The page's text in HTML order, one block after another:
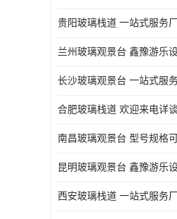
贵阳玻璃栈道 一站式服务
兰州玻璃观景台 鑫豫游乐
合肥玻璃栈道 欢迎来电详谈
昆明玻璃观景台 鑫豫游乐
西安玻璃栈道 一站式服务